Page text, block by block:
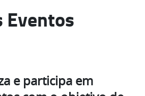
principal
Eventos
e participa em